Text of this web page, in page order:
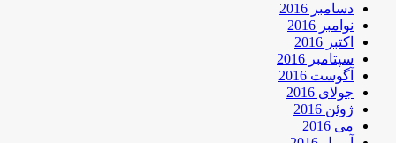
دسامبر 2016
نوامبر 2016
اکتبر 2016
سپتامبر 2016
آگوست 2016
جولای 2016
ژوئن 2016
می 2016